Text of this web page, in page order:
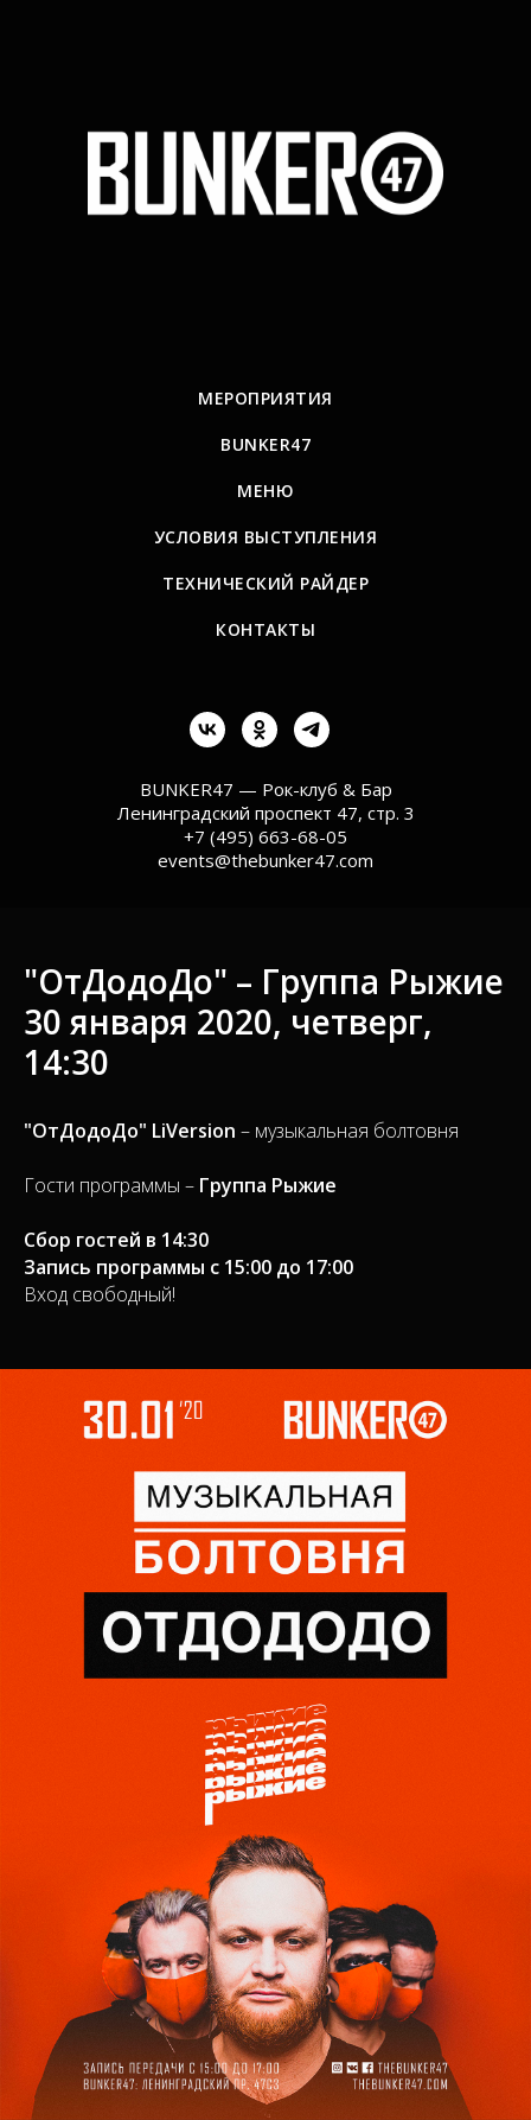
МЕРОПРИЯТИЯ
BUNKER47
МЕНЮ
УСЛОВИЯ ВЫСТУПЛЕНИЯ
ТЕХНИЧЕСКИЙ РАЙДЕР
КОНТАКТЫ
BUNKER47 — Рок-клуб & Бар
Ленинградский проспект 47, стр. 3
+7 (495) 663-68-05
events@thebunker47.com
"ОтДодоДо" – Группа Рыжие
30 января 2020, четверг,
14:30
"ОтДодоДо" LiVersion – музыкальная болтовня
Гости программы – Группа Рыжие
Сбор гостей в 14:30
Запись программы с 15:00 до 17:00
Вход свободный!